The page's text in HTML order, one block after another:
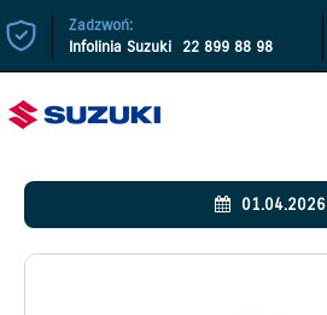
Zadzwoń:
Infolinia Suzuki 22 899 88 98
01.04.2026